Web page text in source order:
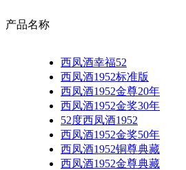
产品名称
西凤酒幸福52
西凤酒1952标准版
西凤酒1952金尊20年
西凤酒1952金奖30年
52度西凤酒1952
西凤酒1952金奖50年
西凤酒1952铜尊典藏
西凤酒1952金尊典藏